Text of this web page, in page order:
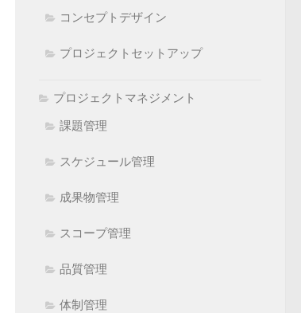
コンセプトデザイン
プロジェクトセットアップ
プロジェクトマネジメント
課題管理
スケジュール管理
成果物管理
スコープ管理
品質管理
体制管理